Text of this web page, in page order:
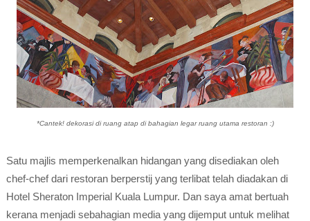
*Cantek! dekorasi di ruang atap di bahagian legar ruang utama restoran :)
Satu majlis memperkenalkan hidangan yang disediakan oleh
chef-chef dari restoran berperstij yang terlibat telah diadakan di
Hotel Sheraton Imperial Kuala Lumpur. Dan saya amat bertuah
kerana menjadi sebahagian media yang dijemput untuk melihat